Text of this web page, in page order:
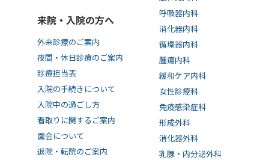
来院・入院の方へ
外来診療のご案内
夜間・休日診療のご案内
診療担当表
入院の手続きについて
入院中の過ごし方
看取りに関するご案内
面会について
退院・転院のご案内
呼吸器内科
消化器内科
循環器内科
腫瘍内科
緩和ケア内科
女性診療科
免疫感染症科
形成外科
消化器外科
乳腺・内分泌外科